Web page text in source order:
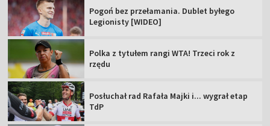
Pogoń bez przełamania. Dublet byłego
Legionisty [WIDEO]
Polka z tytułem rangi WTA! Trzeci rok z
rzędu
Posłuchał rad Rafała Majki i... wygrał etap
TdP